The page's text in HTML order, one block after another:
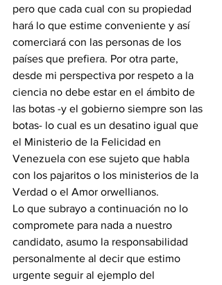
pero que cada cual con su propiedad
hará lo que estime conveniente y así
comerciará con las personas de los
países que prefiera. Por otra parte,
desde mi perspectiva por respeto a la
ciencia no debe estar en el ámbito de
las botas -y el gobierno siempre son las
botas- lo cual es un desatino igual que
el Ministerio de la Felicidad en
Venezuela con ese sujeto que habla
con los pajaritos o los ministerios de la
Verdad o el Amor orwellianos.
Lo que subrayo a continuación no lo
compromete para nada a nuestro
candidato, asumo la responsabilidad
personalmente al decir que estimo
urgente seguir al ejemplo del